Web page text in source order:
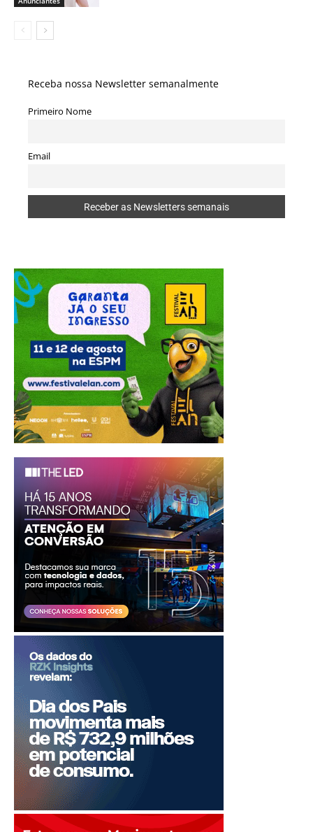
Receba nossa Newsletter semanalmente
Primeiro Nome
Email